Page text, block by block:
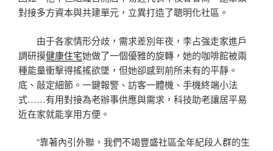
對接多方資本與共建單元，立異打造了聰明化社區。
由于各家情形分歧，需求差別年夜，李占強走家進戶
調研摸健康住宅她做了一個優雅的旋轉，她的咖啡館被兩
種能量衝擊得搖搖欲墜，但她卻感到前所未有的平靜。
底、敲定細節。一鍵報警、訪客一體機、手機終端小法
式……有用對接為老辦事供應與需求，科技助老讓居平易
近在家就能享用方便。
“靠著內引外聯，我們不竭豐盛社區全年紀段人群的生